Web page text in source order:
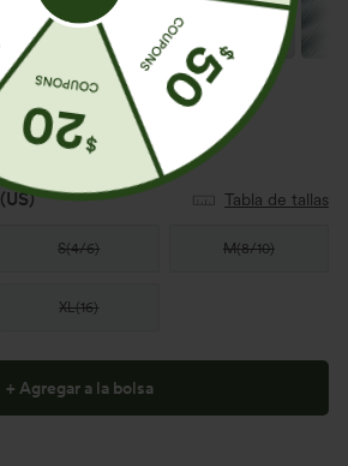
(US) Tabla de tallas
S(4/6) M(8/10)
XL(16)
+ Agregar a la bolsa